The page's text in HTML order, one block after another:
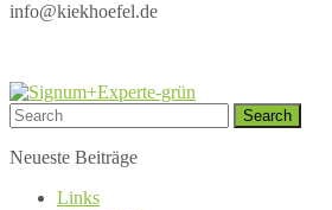
info@kiekhoefel.de
Search
for:
Neueste Beiträge
Links